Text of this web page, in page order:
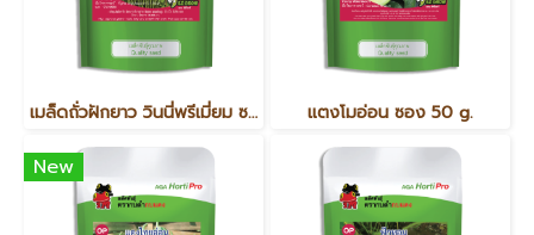
เมล็ดถั่วฝักยาว วินนี่พรีเมี่ยม ซอง 100g. แตงโมอ่อน ซอง 50 g.
New